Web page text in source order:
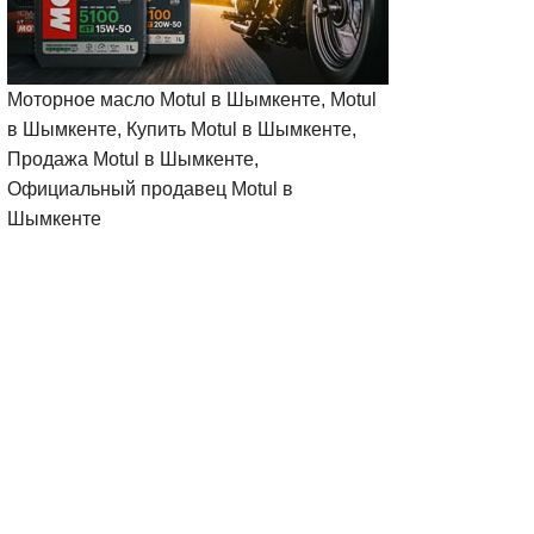
Моторное масло Motul в Шымкенте, Motul
в Шымкенте, Купить Motul в Шымкенте,
Продажа Motul в Шымкенте,
Официальный продавец Motul в
Шымкенте